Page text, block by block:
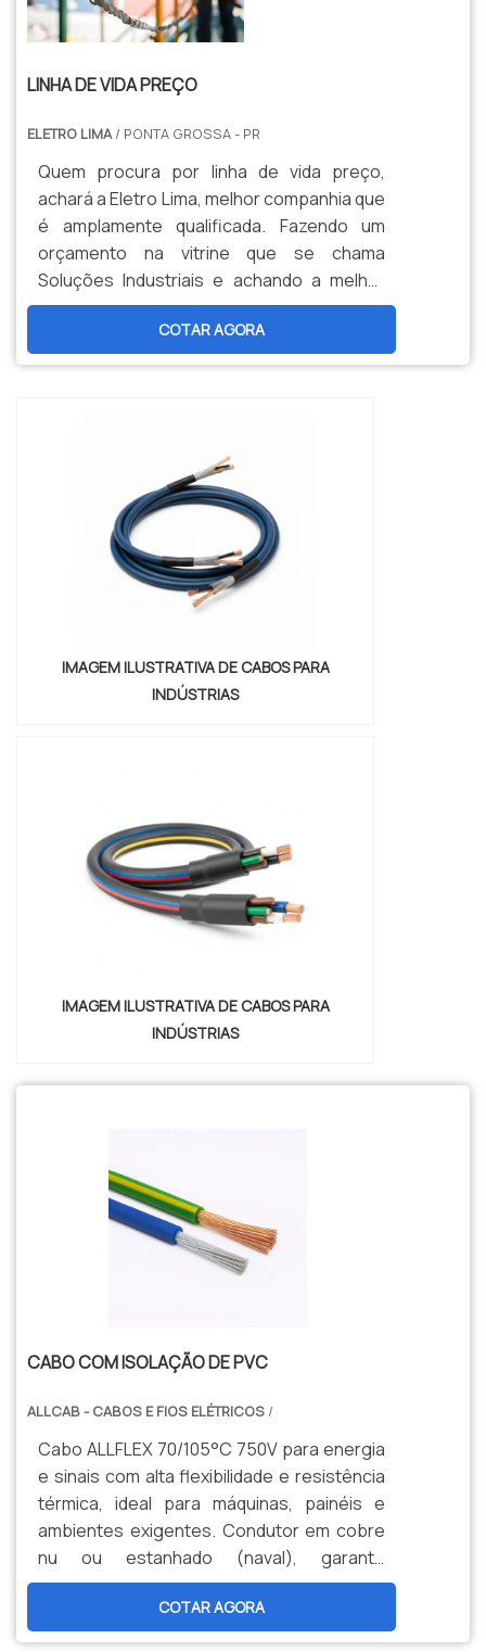
LINHA DE VIDA PREÇO
ELETRO LIMA/ PONTA GROSSA - PR
Quem procura por linha de vida preço,
achará a Eletro Lima, melhor companhia que
é amplamente qualificada. Fazendo um
orçamento na vitrine que se chama
Soluções Industriais e achando a melhor
informação em particularidade do
mercado.Quando a dúvida é linha de vida,
com a Eletro Lima poderá achar
altura.INFORMAÇÕES RELEVANTES SOBRE
COTAR AGORA
IMAGEM ILUSTRATIVA DE CABOS PARA
INDÚSTRIAS
IMAGEM ILUSTRATIVA DE CABOS PARA
INDÚSTRIAS
CABO COM ISOLAÇÃO DE PVC
ALLCAB - CABOS E FIOS ELÉTRICOS /
Cabo ALLFLEX 70/105°C 750V para energia
e sinais com alta flexibilidade e resistência
térmica, ideal para máquinas, painéis e
ambientes exigentes. Condutor em cobre
nu ou estanhado (naval), garante
durabilidade, segurança e menor
manutenção. Opções personalizadas,
produção nacional e assistência técnica
COTAR AGORA